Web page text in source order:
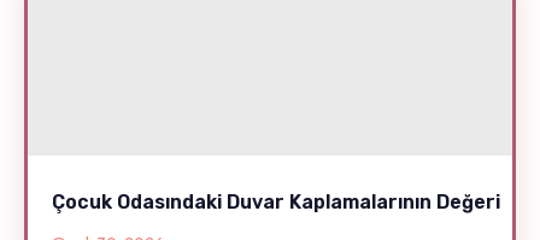
Çocuk Odasındaki Duvar Kaplamalarının Değeri